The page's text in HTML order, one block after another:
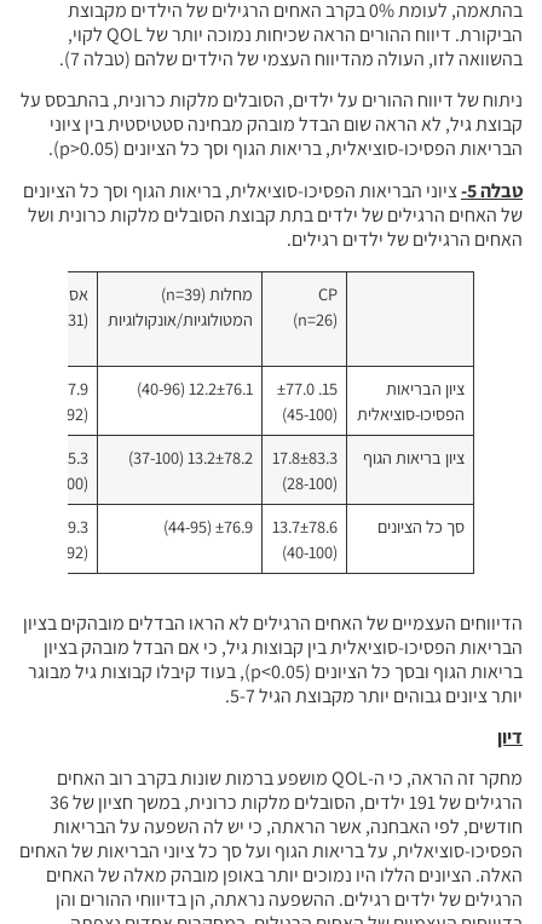
בהתאמה, לעומת 0% בקרב האחים הרגילים של הילדים מקבוצת
הביקורת. דיווח ההורים הראה שכיחות נמוכה יותר של QOL לקוי,
בהשוואה לזו, העולה מהדיווח העצמי של הילדים שלהם (טבלה 7).
ניתוח של דיווח ההורים על ילדים, הסובלים מלקות כרונית, בהתבסס על
קבוצת גיל, לא הראה שום הבדל מובהק מבחינה סטטיסטית בין ציוני
הבריאות הפסיכו-סוציאלית, בריאות הגוף וסך כל הציונים (p>0.05).
טבלה 5-
ציוני הבריאות הפסיכו-סוציאלית, בריאות הגוף וסך כל הציונים
של האחים הרגילים של ילדים בתת קבוצת הסובלים מלקות כרונית ושל
האחים הרגילים של ילדים רגילים.
CP
(n=26)
מחלות (n=39)
המטולוגיות/אונקולוגיות
אסתמה
(n=31)
ציון הבריאות
הפסיכו-סוציאלית
15. ±77.0
(45-100)
12.2±76.1 (40-96)
14.4±77.9
(44-92)
ציון בריאות הגוף
17.8±83.3
(28-100)
13.2±78.2 (37-100)
15.3±81.5.3
(53-100)
סך כל הציונים
13.7±78.6
(40-100)
±76.9 (44-95)
11.6±79.3
(58-92)
הדיווחים העצמיים של האחים הרגילים לא הראו הבדלים מובהקים בציון
הבריאות הפסיכו-סוציאלית בין קבוצות גיל, כי אם הבדל מובהק בציון
בריאות הגוף ובסך כל הציונים (p<0.05), בעוד קיבלו קבוצות גיל מבוגר
יותר ציונים גבוהים יותר מקבוצת הגיל 5-7.
דיון
מחקר זה הראה, כי ה-QOL מושפע ברמות שונות בקרב רוב האחים
הרגילים של 191 ילדים, הסובלים מלקות כרונית, במשך חציון של 36
חודשים, לפי האבחנה, אשר הראתה, כי יש לה השפעה על הבריאות
הפסיכו-סוציאלית, על בריאות הגוף ועל סך כל ציוני הבריאות של האחים
האלה. הציונים הללו היו נמוכים יותר באופן מובהק מאלה של האחים
הרגילים של ילדים רגילים. ההשפעה נראתה, הן בדיווחי ההורים והן